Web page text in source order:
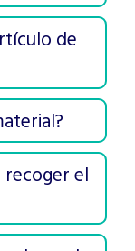
de
el